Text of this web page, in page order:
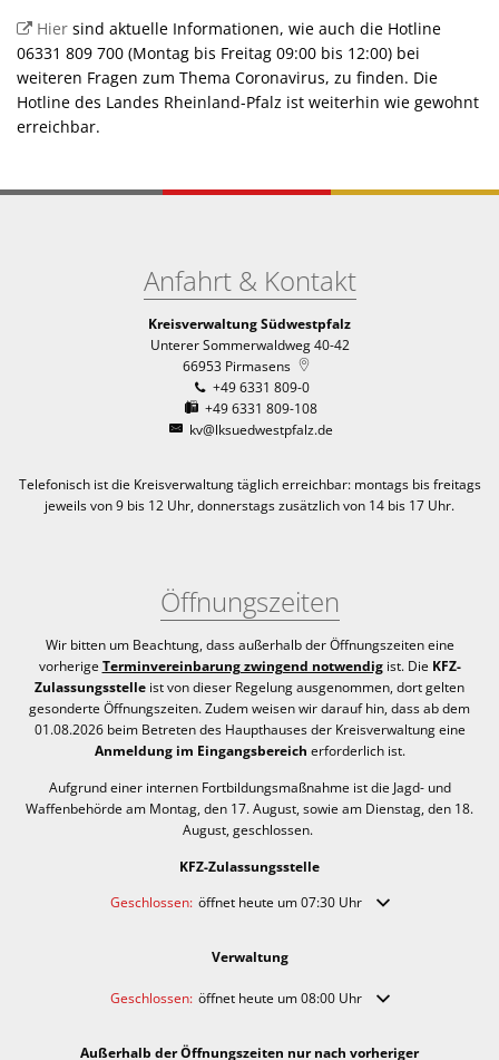
Hiersind aktuelle Informationen, wie auch die Hotline
06331 809 700 (Montag bis Freitag 09:00 bis 12:00) bei
weiteren Fragen zum Thema Coronavirus, zu finden. Die
Hotline des Landes Rheinland-Pfalz ist weiterhin wie gewohnt
erreichbar.
Anfahrt & Kontakt
Kreisverwaltung Südwestpfalz
Unterer Sommerwaldweg 40-42
66953 Pirmasens
+49 6331 809-0
+49 6331 809-108
kv@lksuedwestpfalz.de
Telefonisch ist die Kreisverwaltung täglich erreichbar: montags bis freitags
jeweils von 9 bis 12 Uhr, donnerstags zusätzlich von 14 bis 17 Uhr.
Öffnungszeiten
Wir bitten um Beachtung, dass außerhalb der Öffnungszeiten eine
vorherige Terminvereinbarung zwingend notwendigist. Die KFZ-
Zulassungsstelle ist von dieser Regelung ausgenommen, dort gelten
gesonderte Öffnungszeiten. Zudem weisen wir darauf hin, dass ab dem
01.08.2026 beim Betreten des Haupthauses der Kreisverwaltung eine
Anmeldung im Eingangsbereich erforderlich ist.
Aufgrund einer internen Fortbildungsmaßnahme ist die Jagd- und
Waffenbehörde am Montag, den 17. August, sowie am Dienstag, den 18.
August, geschlossen.
KFZ-Zulassungsstelle
Klicken, um weitere Öffnungs- oder Schließzeiten
Geschlossen: öffnet heute um 07:30 Uhr
Verwaltung
Klicken, um weitere Öffnungs- oder Schließzeiten
Geschlossen: öffnet heute um 08:00 Uhr
Außerhalb der Öffnungszeiten nur nach vorheriger